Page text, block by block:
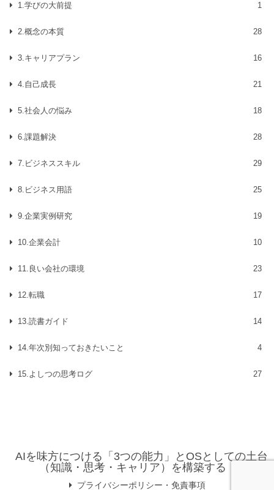
1.学びの大前提 1
2.概念の本質 28
3.キャリアプラン 16
4.自己成長 21
5.社会人の悩み 18
6.課題解決 28
7.ビジネススキル 29
8.ビジネス用語 25
9.企業実例研究 19
10.企業会計 10
11.良い会社の環境 23
12.転職 17
13.読書ガイド 14
14.年次別知っておきたいこと 4
15.よしつの思考ログ 27
AIを味方につける「3つの能力」とOSとしての土台
（知識・思考・キャリア）を構築する
プライバシーポリシー・免責事項